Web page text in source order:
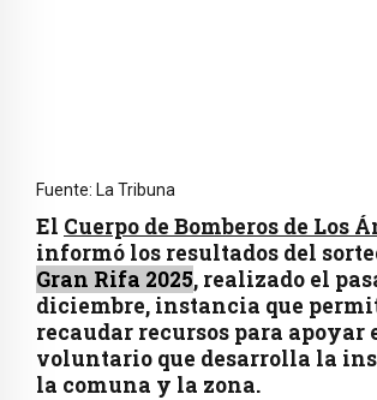
Fuente: La Tribuna
El Cuerpo de Bomberos de Los
informó los resultados del
Gran Rifa 2025, realizado el
diciembre, instancia que
recaudar recursos para apoyar
voluntario que desarrolla la
la comuna y la zona.